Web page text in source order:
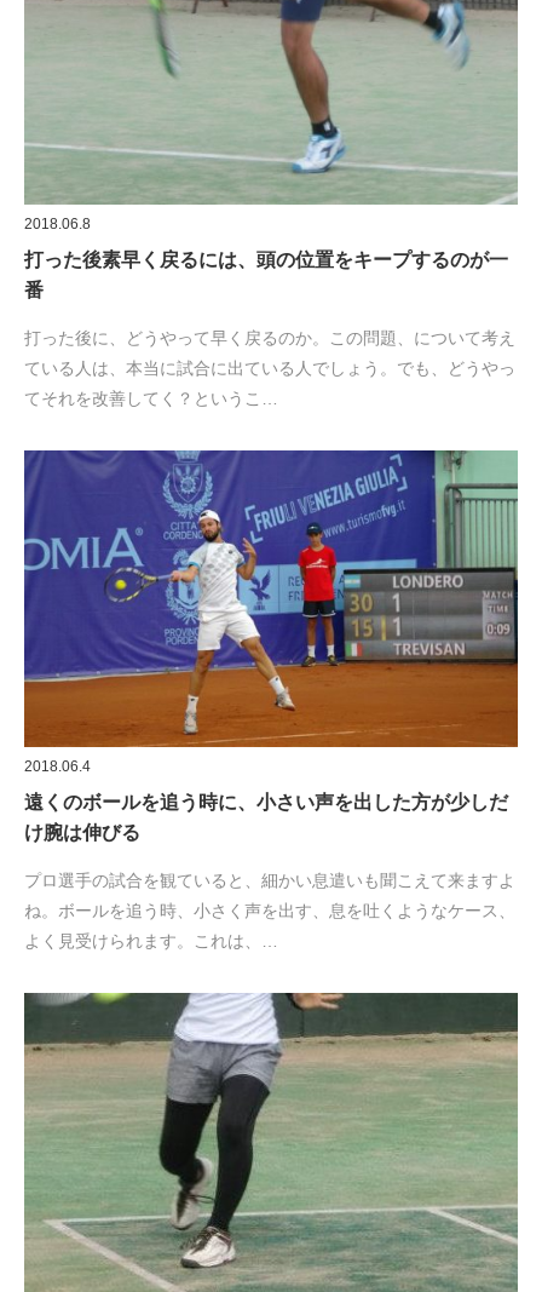
2018.06.8
打った後素早く戻るには、頭の位置をキープするのが一
番
打った後に、どうやって早く戻るのか。この問題、について考え
ている人は、本当に試合に出ている人でしょう。でも、どうやっ
てそれを改善してく？というこ…
2018.06.4
遠くのボールを追う時に、小さい声を出した方が少しだ
け腕は伸びる
プロ選手の試合を観ていると、細かい息遣いも聞こえて来ますよ
ね。ボールを追う時、小さく声を出す、息を吐くようなケース、
よく見受けられます。これは、…